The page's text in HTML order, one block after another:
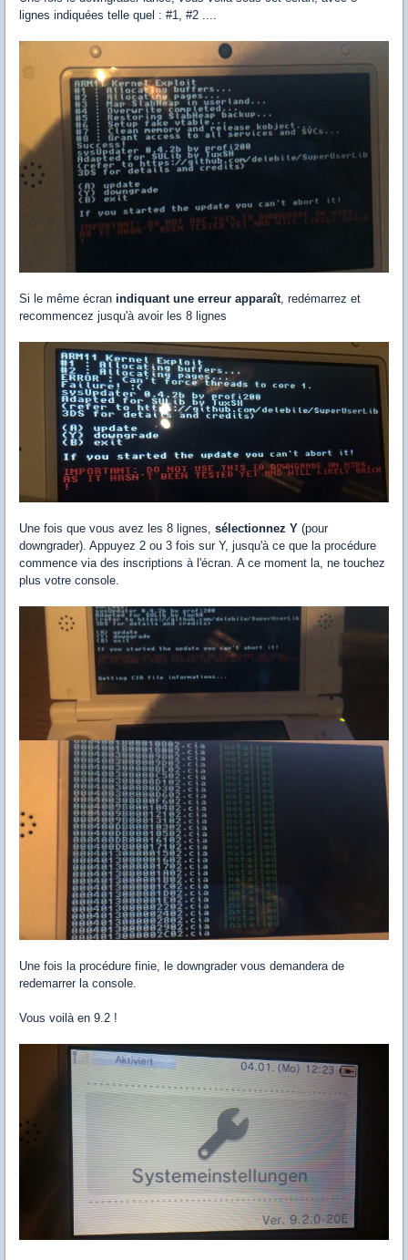
lignes indiquées telle quel : #1, #2 ....
Si le même écran indiquant une erreur apparaît , redémarrez et
recommencez jusqu'à avoir les 8 lignes
Une fois que vous avez les 8 lignes, sélectionnez Y (pour
downgrader). Appuyez 2 ou 3 fois sur Y, jusqu'à ce que la procédure
commence via des inscriptions à l'écran. A ce moment la, ne touchez
plus votre console.
Une fois la procédure finie, le downgrader vous demandera de
redemarrer la console.
Vous voilà en 9.2 !